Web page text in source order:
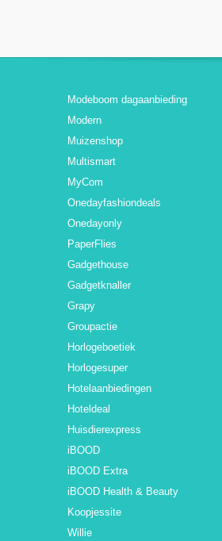
Modeboom dagaanbieding
Modern
Muizenshop
Multismart
MyCom
Onedayfashiondeals
Onedayonly
PaperFlies
Gadgethouse
Gadgetknaller
Grapy
Groupactie
Horlogeboetiek
Horlogesuper
Hotelaanbiedingen
Hoteldeal
Huisdierexpress
iBOOD
iBOOD Extra
iBOOD Health & Beauty
Koopjessite
Willie